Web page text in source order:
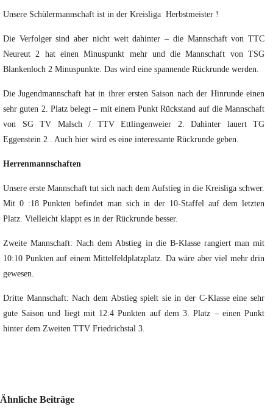
Unsere Schülermannschaft ist in der Kreisliga Herbstmeister !
Die Verfolger sind aber nicht weit dahinter – die Mannschaft von TTC
Neureut 2 hat einen Minuspunkt mehr und die Mannschaft von TSG
Blankenloch 2 Minuspunkte. Das wird eine spannende Rückrunde werden.
Die Jugendmannschaft hat in ihrer ersten Saison nach der Hinrunde einen
sehr guten 2. Platz belegt – mit einem Punkt Rückstand auf die Mannschaft
von SG TV Malsch / TTV Ettlingenweier 2. Dahinter lauert TG
Eggenstein 2 . Auch hier wird es eine interessante Rückrunde geben.
Herrenmannschaften
Unsere erste Mannschaft tut sich nach dem Aufstieg in die Kreisliga schwer.
Mit 0 :18 Punkten befindet man sich in der 10-Staffel auf dem letzten
Platz. Vielleicht klappt es in der Rückrunde besser.
Zweite Mannschaft: Nach dem Abstieg in die B-Klasse rangiert man mit
10:10 Punkten auf einem Mittelfeldplatzplatz. Da wäre aber viel mehr drin
gewesen.
Dritte Mannschaft: Nach dem Abstieg spielt sie in der C-Klasse eine sehr
gute Saison und liegt mit 12:4 Punkten auf dem 3. Platz – einen Punkt
hinter dem Zweiten TTV Friedrichstal 3.
Ähnliche Beiträge